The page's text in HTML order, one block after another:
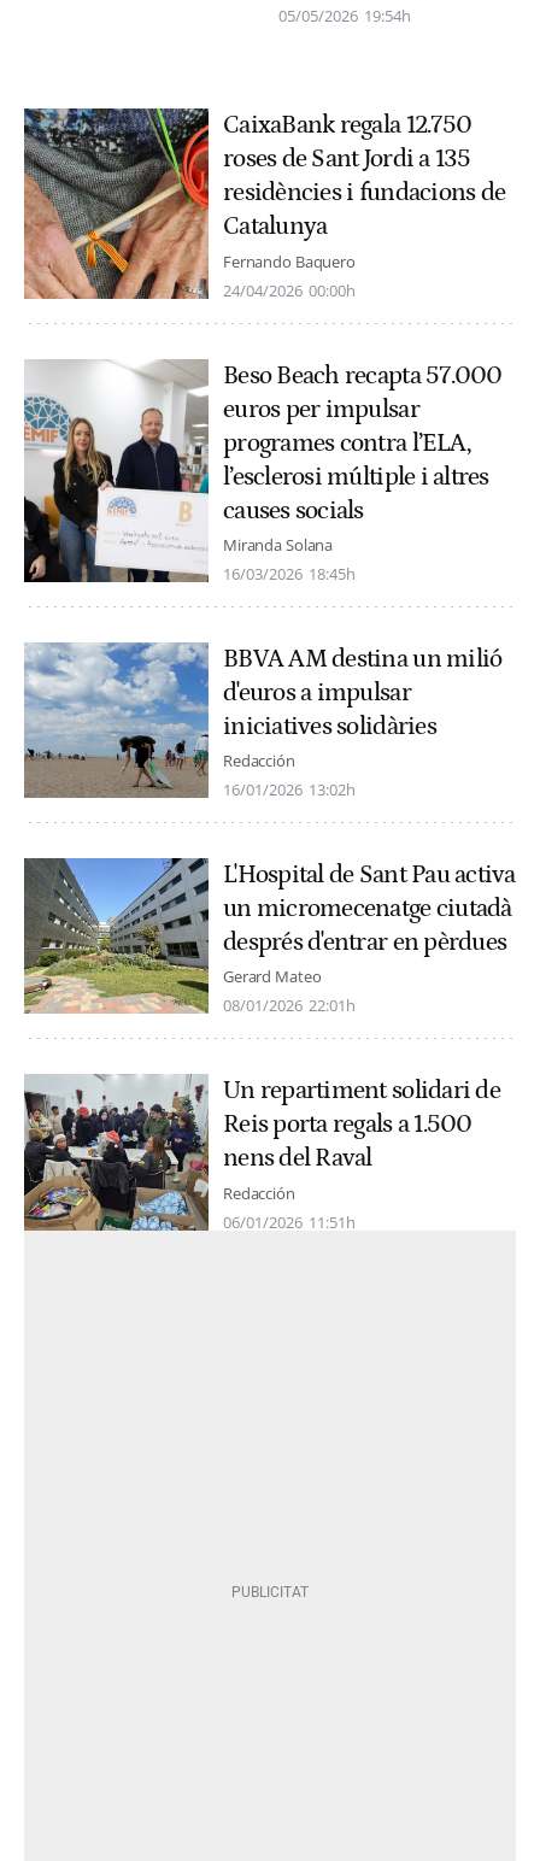
05/05/2026 19:54h
CaixaBank regala 12.750
roses de Sant Jordi a 135
residències i fundacions de
Catalunya
Fernando Baquero
24/04/2026 00:00h
Beso Beach recapta 57.000
euros per impulsar
programes contra l’ELA,
l’esclerosi múltiple i altres
causes socials
Miranda Solana
16/03/2026 18:45h
BBVA AM destina un milió
d'euros a impulsar
iniciatives solidàries
Redacción
16/01/2026 13:02h
L'Hospital de Sant Pau activa
un micromecenatge ciutadà
després d'entrar en pèrdues
Gerard Mateo
08/01/2026 22:01h
Un repartiment solidari de
Reis porta regals a 1.500
nens del Raval
Redacción
06/01/2026 11:51h